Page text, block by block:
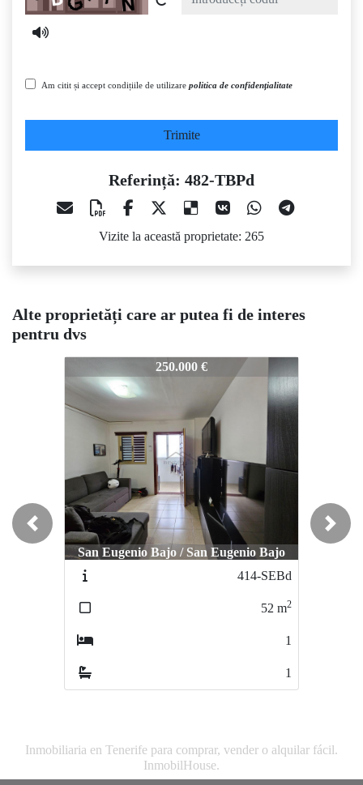
Am citit și accept condițiile de utilizare politica de confidențialitate
Trimite
Referință: 482-TBPd
Vizite la această proprietate: 265
Alte proprietăți care ar putea fi de interes
pentru dvs
250.000 €
San Eugenio Bajo / San Eugenio Bajo
414-SEBd
482-TBPd 233.000 €
Los Cristianos / Centro
474-LOCc
Previous Next
Inmobiliaria en Tenerife para comprar, vender o alquilar fácil.
InmobilHouse.